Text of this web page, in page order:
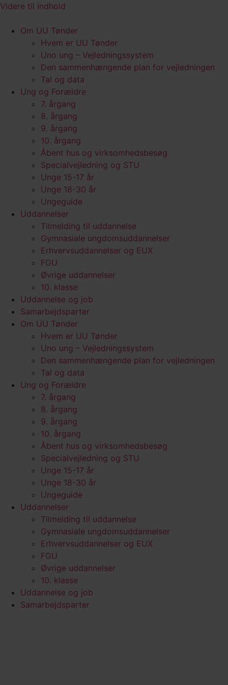
Videre til indhold
Om UU Tønder
Hvem er UU Tønder
Uno ung – Vejledningssystem
Den sammenhængende plan for vejledningen
Tal og data
Ung og Forældre
7. årgang
8. årgang
9. årgang
10. årgang
Åbent hus og virksomhedsbesøg
Specialvejledning og STU
Unge 15-17 år
Unge 18-30 år
Ungeguide
Uddannelser
Tilmelding til uddannelse
Gymnasiale ungdomsuddannelser
Erhvervsuddannelser og EUX
FGU
Øvrige uddannelser
10. klasse
Uddannelse og job
Samarbejdsparter
Om UU Tønder
Hvem er UU Tønder
Uno ung – Vejledningssystem
Den sammenhængende plan for vejledningen
Tal og data
Ung og Forældre
7. årgang
8. årgang
9. årgang
10. årgang
Åbent hus og virksomhedsbesøg
Specialvejledning og STU
Unge 15-17 år
Unge 18-30 år
Ungeguide
Uddannelser
Tilmelding til uddannelse
Gymnasiale ungdomsuddannelser
Erhvervsuddannelser og EUX
FGU
Øvrige uddannelser
10. klasse
Uddannelse og job
Samarbejdsparter